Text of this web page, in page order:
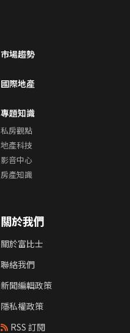
市場趨勢
國際地產
專題知識
私房觀點
地產科技
影音中心
房產知識
關於我們
關於富比士
聯絡我們
新聞編輯政策
隱私權政策
RSS 訂閱